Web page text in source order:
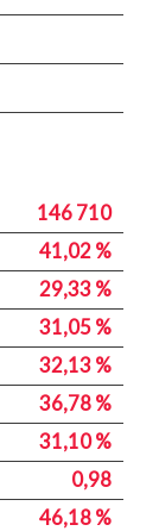
146 710
41,02 %
29,33 %
31,05 %
32,13 %
36,78 %
31,10 %
0,98
46,18 %